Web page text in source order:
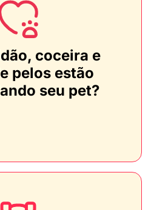
coceira e
pelos estão
seu pet?